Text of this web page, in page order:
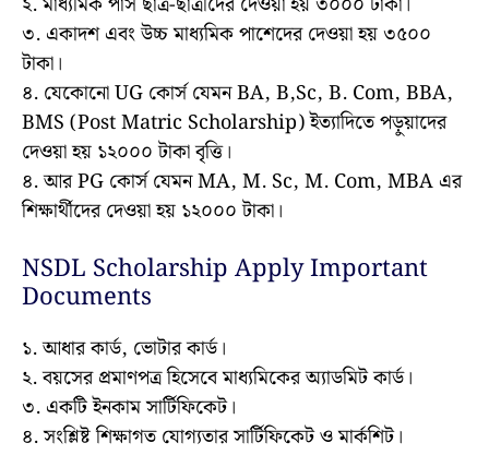
৩. একাদশ এবং উচ্চ মাধ্যমিক পাশেদের দেওয়া হয় ৩৫০০
টাকা।
৪. যেকোনো UG কোর্স যেমন BA, B,Sc, B. Com, BBA,
BMS (Post Matric Scholarship) ইত্যাদিতে পড়ুয়াদের
দেওয়া হয় ১২০০০ টাকা বৃত্তি।
৪. আর PG কোর্স যেমন MA, M. Sc, M. Com, MBA এর
শিক্ষার্থীদের দেওয়া হয় ১২০০০ টাকা।
NSDL Scholarship Apply Important
Documents
১. আধার কার্ড, ভোটার কার্ড।
২. বয়সের প্রমাণপত্র হিসেবে মাধ্যমিকের অ্যাডমিট কার্ড।
৩. একটি ইনকাম সার্টিফিকেট।
৪. সংশ্লিষ্ট শিক্ষাগত যোগ্যতার সার্টিফিকেট ও মার্কশিট।